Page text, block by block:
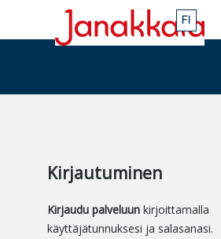
Kirjautuminen
Kirjaudu palveluun kirjoittamalla
käyttäjätunnuksesi ja salasanasi.